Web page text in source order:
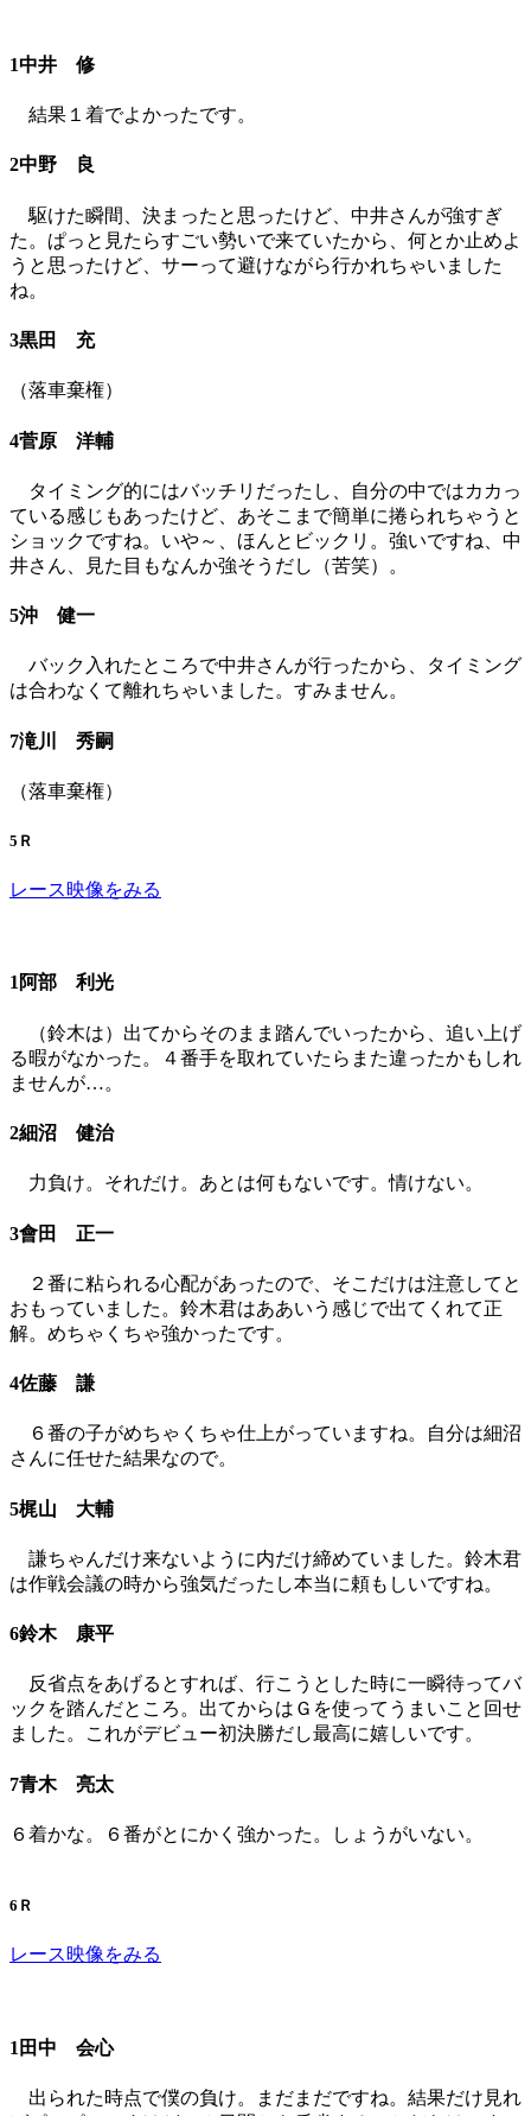
1中井 修
結果１着でよかったです。
2中野 良
駆けた瞬間、決まったと思ったけど、中井さんが強すぎ
た。ぱっと見たらすごい勢いで来ていたから、何とか止めよ
うと思ったけど、サーって避けながら行かれちゃいました
ね。
3黒田 充
（落車棄権）
4菅原 洋輔
タイミング的にはバッチリだったし、自分の中ではカカっ
ている感じもあったけど、あそこまで簡単に捲られちゃうと
ショックですね。いや～、ほんとビックリ。強いですね、中
井さん、見た目もなんか強そうだし（苦笑）。
5沖 健一
バック入れたところで中井さんが行ったから、タイミング
は合わなくて離れちゃいました。すみません。
7滝川 秀嗣
（落車棄権）
5Ｒ
レース映像をみる
1阿部 利光
（鈴木は）出てからそのまま踏んでいったから、追い上げ
る暇がなかった。４番手を取れていたらまた違ったかもしれ
ませんが…。
2細沼 健治
力負け。それだけ。あとは何もないです。情けない。
3會田 正一
２番に粘られる心配があったので、そこだけは注意してと
おもっていました。鈴木君はああいう感じで出てくれて正
解。めちゃくちゃ強かったです。
4佐藤 謙
６番の子がめちゃくちゃ仕上がっていますね。自分は細沼
さんに任せた結果なので。
5梶山 大輔
謙ちゃんだけ来ないように内だけ締めていました。鈴木君
は作戦会議の時から強気だったし本当に頼もしいですね。
6鈴木 康平
反省点をあげるとすれば、行こうとした時に一瞬待ってバ
ックを踏んだところ。出てからはＧを使ってうまいこと回せ
ました。これがデビュー初決勝だし最高に嬉しいです。
7青木 亮太
６着かな。６番がとにかく強かった。しょうがいない。
6Ｒ
レース映像をみる
1田中 会心
出られた時点で僕の負け。まだまだですね。結果だけ見れ